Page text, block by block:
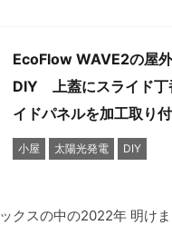
EcoFlow WAVE2の屋
DIY 上蓋にスライド丁
イドパネルを加工取り
小屋 太陽光発電 DIY
クスの中の2022年 明け